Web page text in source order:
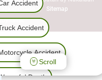
|
Sitemap
Accident
Accident
Accident
Death
Scroll